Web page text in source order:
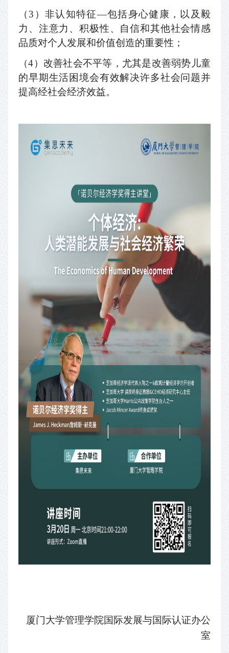
（ 3 ）非认知特征—包括身心健康，以及毅
力、注意力、积极性、自信和其他社会情感
品质对个人发展和价值创造的重要性；
（4）改善社会不平等，尤其是改善弱势儿童
的早期生活困境会有效解决许多社会问题并
提高经社会经济效益。
厦门大学管理学院国际发展与国际认证办公
室